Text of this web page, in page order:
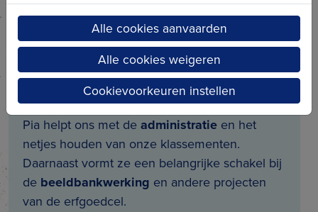
Pia Quackelbeen
Kantoorvrijwilliger
Pia helpt ons met deadministratie en het
netjes houden van onze klassementen.
Daarnaast vormt ze een belangrijke schakel bij
de beeldbankwerking en andere projecten
van de erfgoedcel.
Alle cookies aanvaarden
Alle cookies weigeren
Cookievoorkeuren instellen